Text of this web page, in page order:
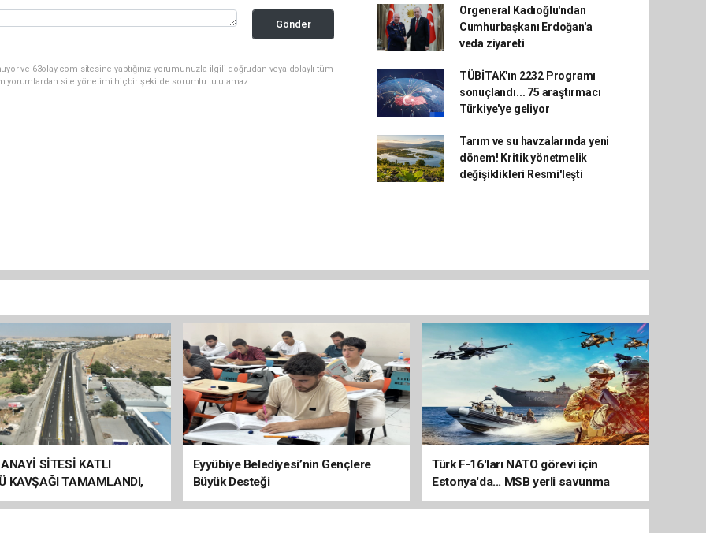
Gönder
ve 63olay.com sitesine yaptığınız yorumunuzla ilgili doğrudan veya dolaylı tüm
yorumlardan site yönetimi hiçbir şekilde sorumlu tutulamaz.
Orgeneral Kadıoğlu'ndan
Cumhurbaşkanı Erdoğan'a
veda ziyareti
TÜBİTAK'ın 2232 Programı
sonuçlandı... 75 araştırmacı
Türkiye'ye geliyor
Tarım ve su havzalarında yeni
dönem! Kritik yönetmelik
değişiklikleri Resmi'leşti
SİTESİ KATLI
KAVŞAĞI TAMAMLANDI,
BAŞLADI
Eyyübiye Belediyesi’nin Gençlere
Büyük Desteği
Türk F-16'ları NATO görevi için
Estonya'da... MSB yerli savunma
sistemleriyle güçleniyor